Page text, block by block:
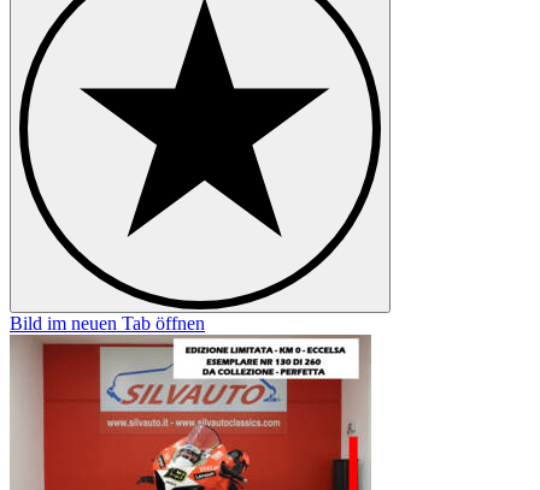
Bild im neuen Tab öffnen